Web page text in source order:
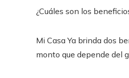
¿Cuáles son los
Mi Casa Ya brinda dos
monto que depende del